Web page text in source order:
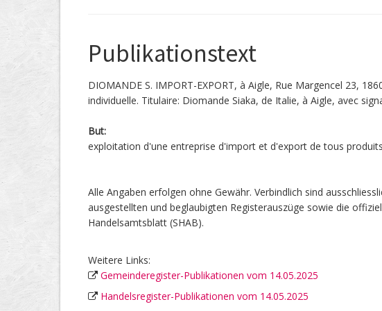
Publikationstext
DIOMANDE S. IMPORT-EXPORT, à Aigle, Rue Margencel 23,
individuelle. Titulaire: Diomande Siaka, de Italie, à Aigle, avec
But:
exploitation d'une entreprise d'import et d'export de tous
Alle Angaben erfolgen ohne Gewähr. Verbindlich sind
ausgestellten und beglaubigten Registerauszüge sowie die
Handelsamtsblatt (SHAB).
Weitere Links:
Gemeinderegister-Publikationen vom 14.05.2025
Handelsregister-Publikationen vom 14.05.2025